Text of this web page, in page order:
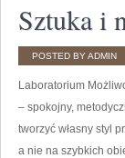
Sztuka i
POSTED BY ADMIN
Laboratorium
– spokojny,
tworzyć własny styl
a nie na szybkich